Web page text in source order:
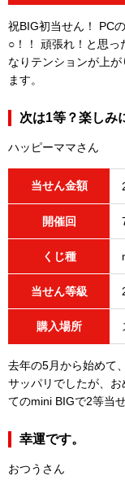
祝BIG初当せん！ PC
○！！ 頑張れ！と思
なりテンションが上
ます。
次は1等？楽しみ
ハッピーママさん
当せん金額
開催回
くじ種
当せん等級
購入場所
去年の5月から始めて
サッパリでしたが、
てのmini BIGで2等当
幸運です。
おつうさん